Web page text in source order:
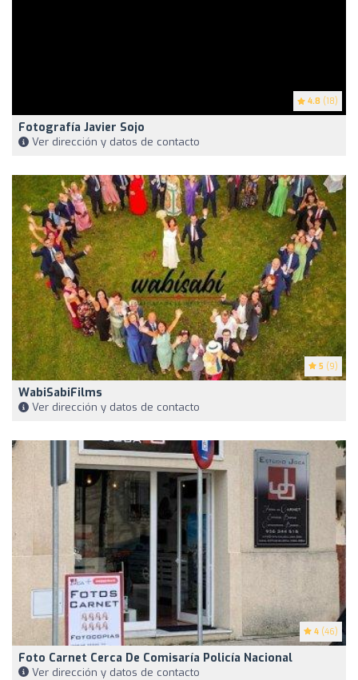
4.8 (18)
Fotografía Javier Sojo
Ver dirección y datos de contacto
5 (9)
WabiSabiFilms
Ver dirección y datos de contacto
4 (46)
Foto Carnet Cerca De Comisaría Policía Nacional
Ver dirección y datos de contacto